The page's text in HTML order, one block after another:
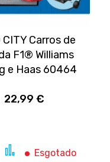
CITY Carros de
F1® Williams
e Haas 60464
22,99 €
Esgotado
AdicionarComparar